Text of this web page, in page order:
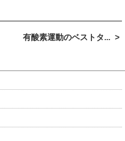
有酸素運動のベストタ...